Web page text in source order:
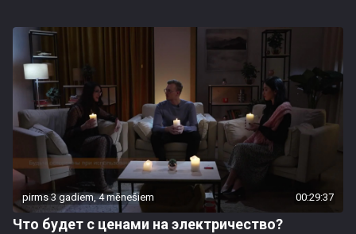
pirms 3 gadiem, 4 mēnešiem 00:29:37
Что будет с ценами на электричество?